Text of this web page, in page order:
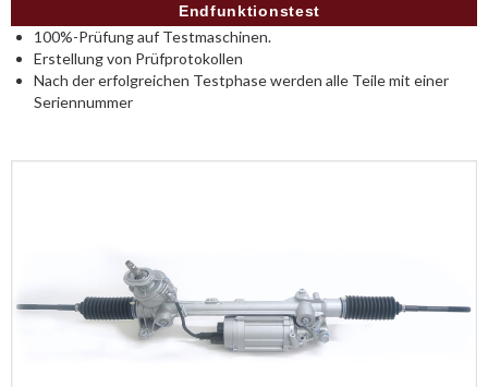
Endfunktionstest
100%-Prüfung auf Testmaschinen.
Erstellung von Prüfprotokollen
Nach der erfolgreichen Testphase werden alle Teile mit einer
Seriennummer